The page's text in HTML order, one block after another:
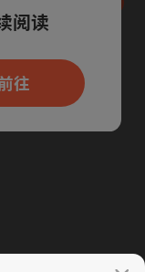
App新用
阅读
往